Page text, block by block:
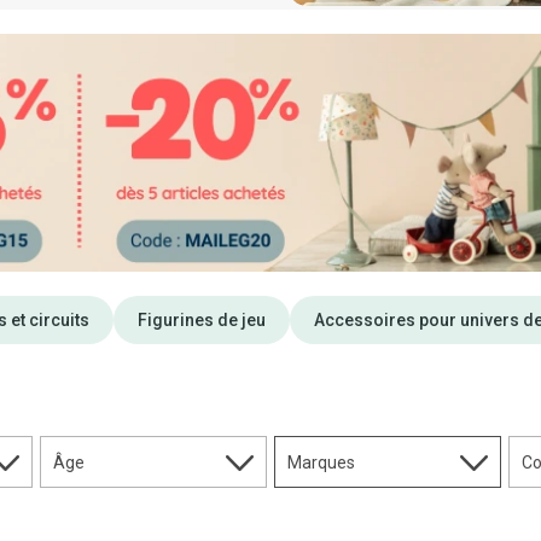
et circuits Figurines de jeu Accessoires pour univers
Âge Marques